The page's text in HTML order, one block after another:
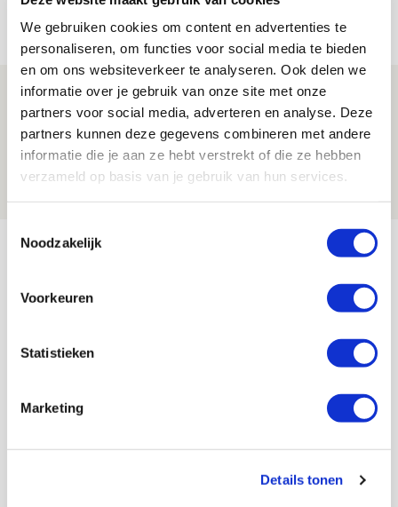
We gebruiken cookies om content en advertenties te
personaliseren, om functies voor social media te bieden
en om ons websiteverkeer te analyseren. Ook delen we
informatie over je gebruik van onze site met onze
partners voor social media, adverteren en analyse. Deze
partners kunnen deze gegevens combineren met andere
informatie die je aan ze hebt verstrekt of die ze hebben
verzameld op basis van je gebruik van hun services.
Noodzakelijk
Voorkeuren
Statistieken
Marketing
Details tonen
Míchels elf: zie jij al rol voor
aanwinsten in thuisduel met
Shelbourne?
05 AUGUSTUS 2026 - 15:35
Bekijk meer
AUG
11